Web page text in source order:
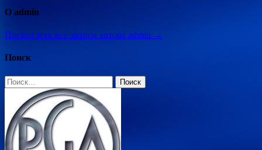
О admin
Посмотреть все записи автора admin →
Поиск
Найти: